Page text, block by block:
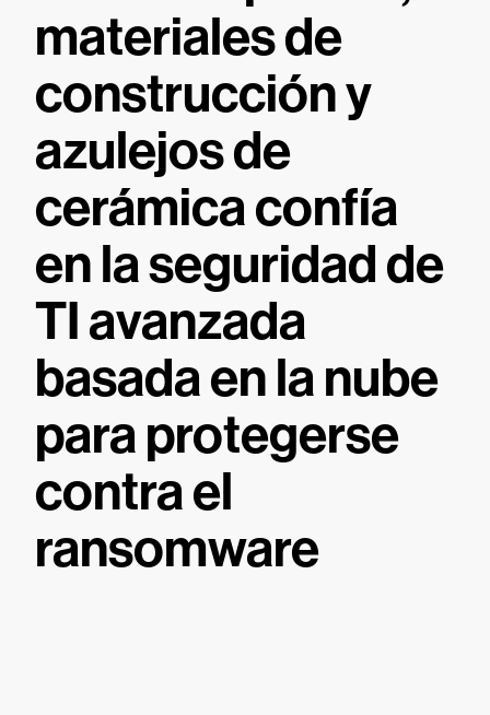
materiales de
construcción y
azulejos de
cerámica confía
en la seguridad de
TI avanzada
basada en la nube
para protegerse
contra el
ransomware